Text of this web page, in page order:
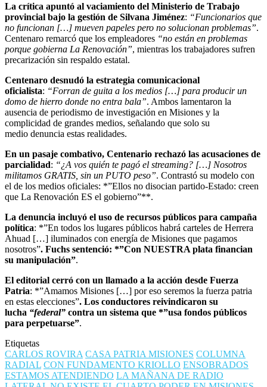
La crítica apuntó al vaciamiento del Ministerio de Trabajo
provincial bajo la gestión de Silvana Jiménez: “Funcionarios que
no funcionan […] mueven papeles pero no solucionan problemas”.
Centenaro remarcó que los empleadores “no están en problemas
porque gobierna La Renovación”, mientras los trabajadores sufren
precarización sin respaldo estatal.
Centenaro desnudó la estrategia comunicacional
oficialista: “Forran de guita a los medios […] para producir un
domo de hierro donde no entra bala”. Ambos lamentaron la
ausencia de periodismo de investigación en Misiones y la
complicidad de grandes medios, señalando que solo su
medio denuncia estas realidades.
En un pasaje combativo, Centenario rechazó las acusaciones de
parcialidad: “¿A vos quién te pagó el streaming? […] Nosotros
militamos GRATIS, sin un PUTO peso”. Contrastó su modelo con
el de los medios oficiales: *”Ellos no disocian partido-Estado: creen
que La Renovación ES el gobierno”**.
La denuncia incluyó el uso de recursos públicos para campaña
política: *”En todos los lugares públicos habrá carteles de Herrera
Ahuad […] iluminados con energía de Misiones que pagamos
nosotros”. Fuchs sentenció: *”Con NUESTRA plata financian
su manipulación”.
El editorial cerró con un llamado a la acción desde Fuerza
Patria: *”Amamos Misiones […] por eso seremos la fuerza patria
en estas elecciones”. Los conductores reivindicaron su
lucha “federal” contra un sistema que *”usa fondos públicos
para perpetuarse”.
Etiquetas
CARLOS ROVIRA CASA PATRIA MISIONES COLUMNA
RADIAL CON FUNDAMENTO KRIOLLO ENSOBRADOS
ESTAMOS ATENDIENDO LA MAÑANA DE RADIO